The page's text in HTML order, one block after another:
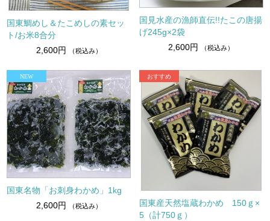
国東鯛めし＆たこめしの素セッ
ト/お米8合分
2,600円
（税込み）
国見水産の漁師直伝!!たこの唐揚
げ245g×2袋
2,600円
（税込み）
国東名物「お刺身わかめ」1kg
2,600円
（税込み）
国東産天然塩蔵わかめ 150ｇ×
5（計750ｇ）